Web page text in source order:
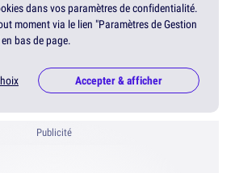
dans vos paramètres de confidentialité.
moment via le lien "Paramètres de Gestion
bas de page.
Accepter & afficher
Publicité